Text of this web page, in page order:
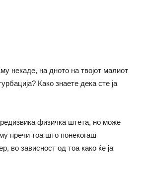
некаде, на дното на твојот малиот
Како знаете дека сте ја
физичка штета, но може
пречи тоа што понекогаш
во зависност од тоа како ќе ја